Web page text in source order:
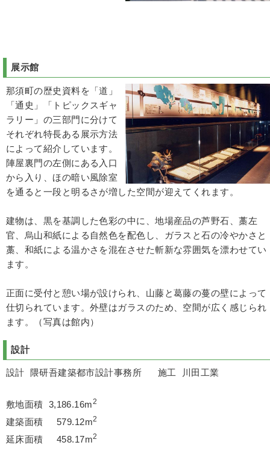
展示館
那須町の歴史資料を「道」
「通史」「トピックスギャ
ラリー」の三部門に分けて
それぞれ特長ある展示方法
によって紹介しています。
陣屋裏門の左側にある入口
から入り、ほの暗い風除室
を通ると一段と明るさが増した空間が迎えてくれます。
建物は、黒を基調した色彩の中に、地場産品の芦野石、藁左
官、烏山和紙による自然色を配色し、ガラスと石の冷やかさと
藁、和紙による温かさを混在させた斬新な雰囲気を漂わせてい
ます。
正面に受付と憩い場が設けられ、山藤と葛藤の蔓の壁によって
仕切られています。外壁はガラスのため、空間が広く感じられ
ます。（写真は館内）
設計
設計 隈研吾建築都市設計事務所 施工 川田工業
敷地面積 3,186.16m2
建築面積 579.12m2
延床面積 458.17m2